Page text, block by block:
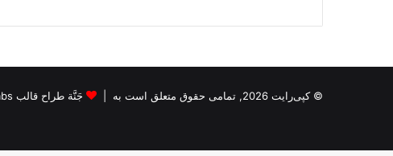
© کپی‌رایت 2026, تمامی حقوق متعلق است به | جَنَّة طراح قالب TieLabs